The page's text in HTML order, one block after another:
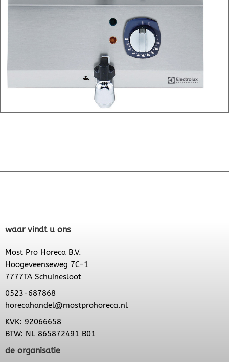
waar vindt u ons
Most Pro Horeca B.V.
Hoogeveenseweg 7C-1
7777TA Schuinesloot
0523-687868
horecahandel@mostprohoreca.nl
KVK: 92066658
BTW: NL 865872491 B01
de organisatie